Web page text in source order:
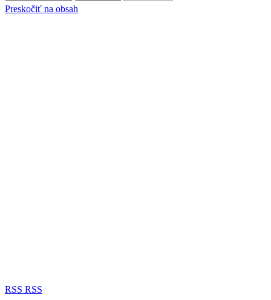
Preskočiť na obsah
RSS RSS